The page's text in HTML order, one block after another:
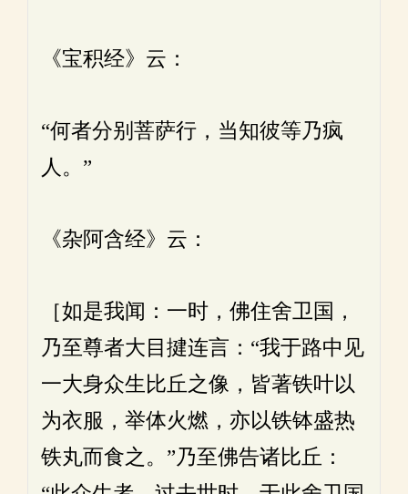
《宝积经》云：
“何者分别菩萨行，当知彼等乃疯
人。”
《杂阿含经》云：
［如是我闻：一时，佛住舍卫国，
乃至尊者大目揵连言：“我于路中见
一大身众生比丘之像，皆著铁叶以
为衣服，举体火燃，亦以铁钵盛热
铁丸而食之。”乃至佛告诸比丘：